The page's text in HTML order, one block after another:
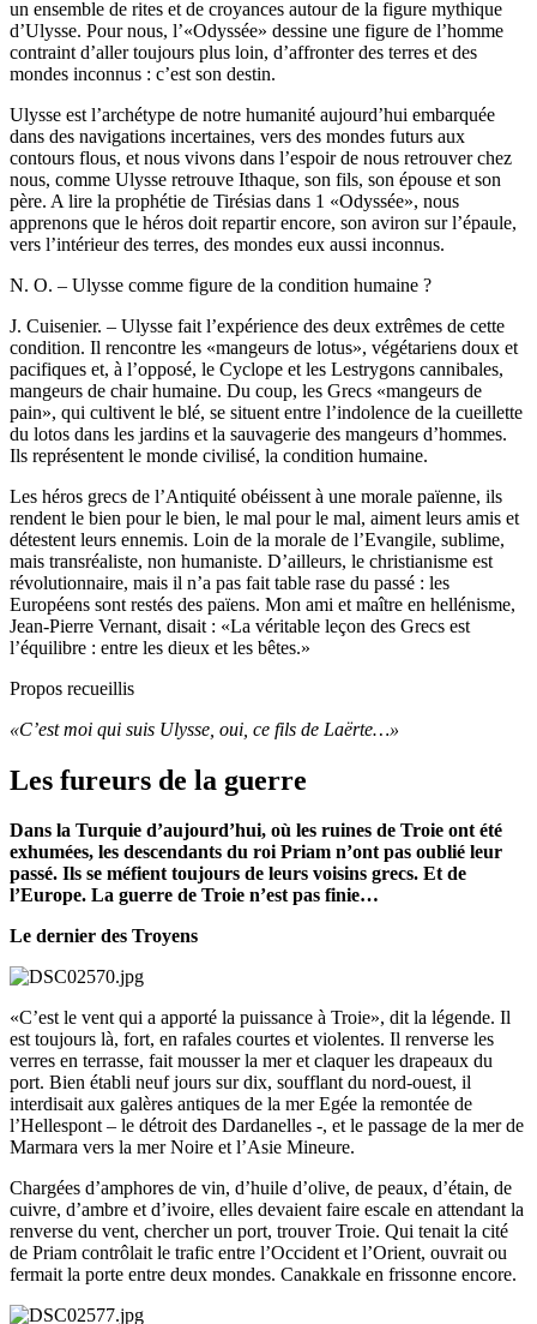
un ensemble de rites et de croyances autour de la figure mythique
d’Ulysse. Pour nous, l’«Odyssée» dessine une figure de l’homme
contraint d’aller toujours plus loin, d’affronter des terres et des
mondes inconnus : c’est son destin.
Ulysse est l’archétype de notre humanité aujourd’hui embarquée
dans des navigations incertaines, vers des mondes futurs aux
contours flous, et nous vivons dans l’espoir de nous retrouver chez
nous, comme Ulysse retrouve Ithaque, son fils, son épouse et son
père. A lire la prophétie de Tirésias dans 1 «Odyssée», nous
apprenons que le héros doit repartir encore, son aviron sur l’épaule,
vers l’intérieur des terres, des mondes eux aussi inconnus.
N. O. – Ulysse comme figure de la condition humaine ?
J. Cuisenier. – Ulysse fait l’expérience des deux extrêmes de cette
condition. Il rencontre les «mangeurs de lotus», végétariens doux et
pacifiques et, à l’opposé, le Cyclope et les Lestrygons cannibales,
mangeurs de chair humaine. Du coup, les Grecs «mangeurs de
pain», qui cultivent le blé, se situent entre l’indolence de la cueillette
du lotos dans les jardins et la sauvagerie des mangeurs d’hommes.
Ils représentent le monde civilisé, la condition humaine.
Les héros grecs de l’Antiquité obéissent à une morale païenne, ils
rendent le bien pour le bien, le mal pour le mal, aiment leurs amis et
détestent leurs ennemis. Loin de la morale de l’Evangile, sublime,
mais transréaliste, non humaniste. D’ailleurs, le christianisme est
révolutionnaire, mais il n’a pas fait table rase du passé : les
Européens sont restés des païens. Mon ami et maître en hellénisme,
Jean-Pierre Vernant, disait : «La véritable leçon des Grecs est
l’équilibre : entre les dieux et les bêtes.»
Propos recueillis
«C’est moi qui suis Ulysse, oui, ce fils de Laërte…»
Les fureurs de la guerre
Dans la Turquie d’aujourd’hui, où les ruines de Troie ont été
exhumées, les descendants du roi Priam n’ont pas oublié leur
passé. Ils se méfient toujours de leurs voisins grecs. Et de
l’Europe. La guerre de Troie n’est pas finie…
Le dernier des Troyens
«C’est le vent qui a apporté la puissance à Troie», dit la légende. Il
est toujours là, fort, en rafales courtes et violentes. Il renverse les
verres en terrasse, fait mousser la mer et claquer les drapeaux du
port. Bien établi neuf jours sur dix, soufflant du nord-ouest, il
interdisait aux galères antiques de la mer Egée la remontée de
l’Hellespont – le détroit des Dardanelles -, et le passage de la mer de
Marmara vers la mer Noire et l’Asie Mineure.
Chargées d’amphores de vin, d’huile d’olive, de peaux, d’étain, de
cuivre, d’ambre et d’ivoire, elles devaient faire escale en attendant la
renverse du vent, chercher un port, trouver Troie. Qui tenait la cité
de Priam contrôlait le trafic entre l’Occident et l’Orient, ouvrait ou
fermait la porte entre deux mondes. Canakkale en frissonne encore.